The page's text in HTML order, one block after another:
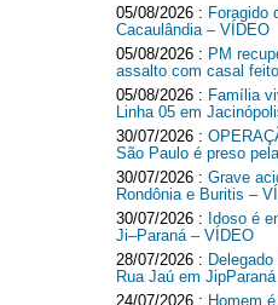
05/08/2026 : Foragido
Cacaulândia – VÍDEO
05/08/2026 : PM
assalto com casal
05/08/2026 : Família
Linha 05 em
30/07/2026 :
São Paulo é preso
30/07/2026 : Grave
Rondônia e Buritis –
30/07/2026 : Idoso é
Ji–Paraná – VÍDEO
28/07/2026 :
Rua Jaú em
24/07/2026 : Homem